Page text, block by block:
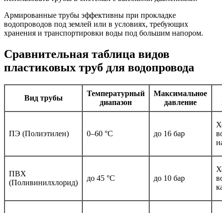
Армированные трубы эффективны при прокладке
водопроводов под землей или в условиях, требующих
хранения и транспортировки воды под большим напором.
Сравнительная таблица видов
пластиковых труб для водопровода
Вид трубы
Температурный
диапазон
Максимальное
давление
ПЭ (Полиэтилен) 0–60 °C до 16 бар
ПВХ
(Поливинилхлорид)
до 45 °C до 10 бар